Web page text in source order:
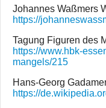
Johannes Waßmers
https://
Tagung Figuren des
https://www.hbk-
mangels/215
Hans-Georg
https://